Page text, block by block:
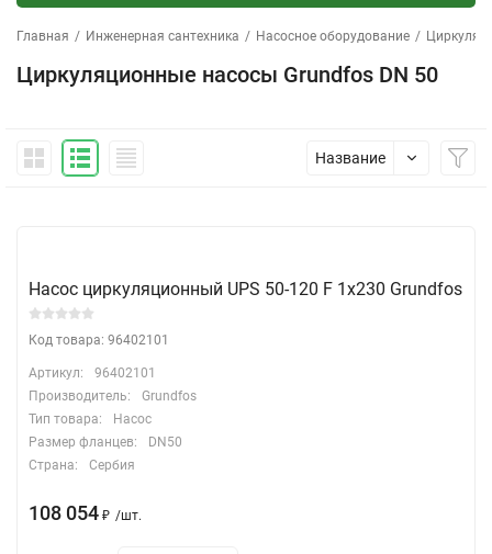
Главная / Инженерная сантехника / Насосное оборудование /
Циркуляционные насосы Grundfos DN 50
Название
Насос циркуляционный UPS 50-120 F 1х230 Grundfos
Код товара: 96402101
Артикул:
96402101
Производитель:
Grundfos
Тип товара:
Насос
Размер фланцев:
DN50
Страна:
Сербия
108 054 ₽ /шт.